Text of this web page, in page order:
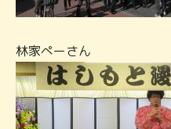
林家ぺーさん